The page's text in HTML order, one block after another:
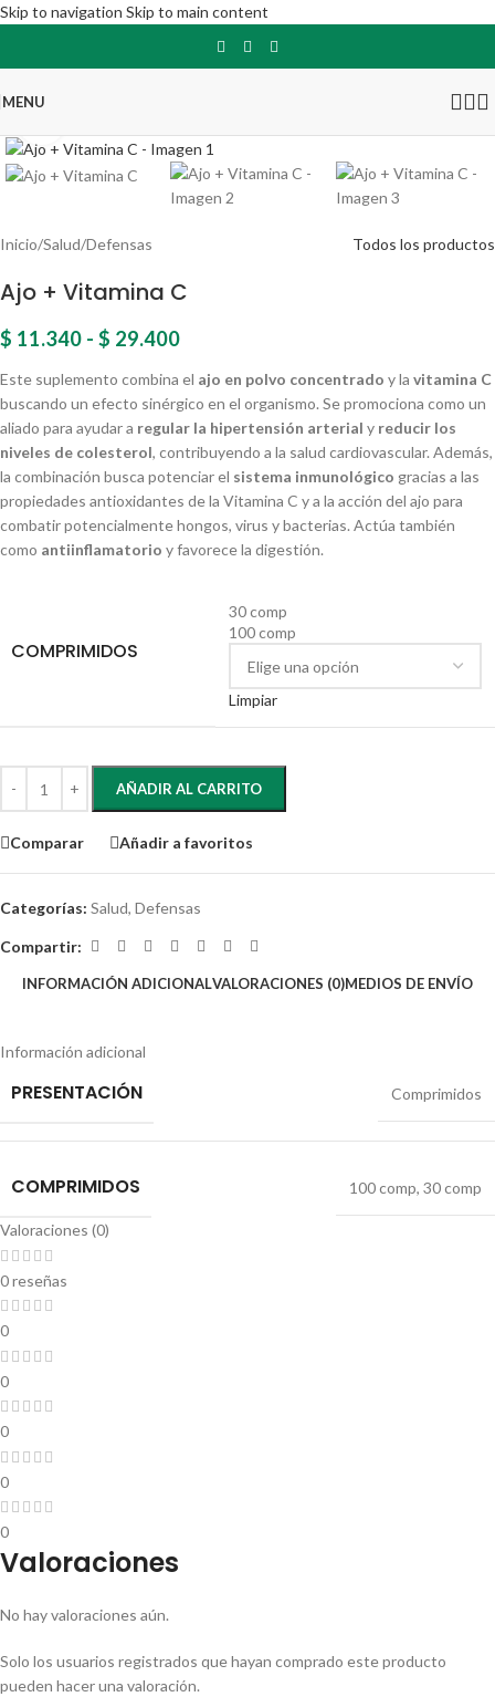
Skip to navigation Skip to main content
MENU
Inicio/Salud/Defensas Todos los productos
Ajo + Vitamina C
$ 11.340 - $ 29.400
Este suplemento combina el ajo en polvo concentrado y la vitamina C
buscando un efecto sinérgico en el organismo. Se promociona como un
aliado para ayudar a regular la hipertensión arterial y reducir los
niveles de colesterol, contribuyendo a la salud cardiovascular. Además,
la combinación busca potenciar el sistema inmunológico gracias a las
propiedades antioxidantes de la Vitamina C y a la acción del ajo para
combatir potencialmente hongos, virus y bacterias. Actúa también
como antiinflamatorio y favorece la digestión.
COMPRIMIDOS
30 comp
100 comp
Limpiar
AÑADIR AL CARRITO
Comparar Añadir a favoritos
Categorías: Salud, Defensas
Compartir:
INFORMACIÓN ADICIONALVALORACIONES (0)MEDIOS DE ENVÍO
Información adicional
PRESENTACIÓN Comprimidos
COMPRIMIDOS 100 comp, 30 comp
Valoraciones (0)
0 reseñas
0
0
0
0
0
Valoraciones
No hay valoraciones aún.
Solo los usuarios registrados que hayan comprado este producto
pueden hacer una valoración.